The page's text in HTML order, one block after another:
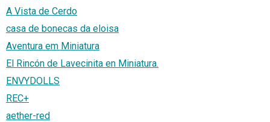
A Vista de Cerdo
casa de bonecas da eloisa
Aventura em Miniatura
El Rincón de Lavecinita en Miniatura.
ENVYDOLLS
REC+
aether-red